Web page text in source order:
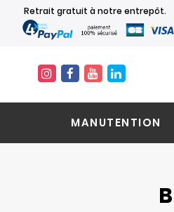
Retrait gratuit à notre entrepôt.
MANUTENTION